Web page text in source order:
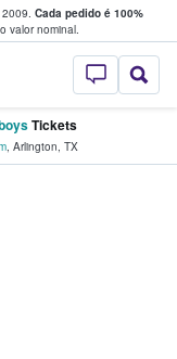
Cada pedido é 100%
valor nominal.
– onde
Tickets
, Arlington, TX